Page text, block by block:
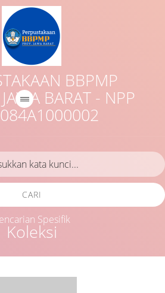
BBPMP
BARAT - NPP
Koleksi
CARI
Spesifik